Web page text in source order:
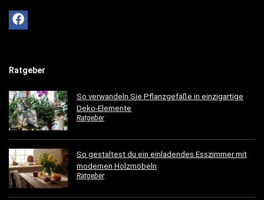
Ratgeber
So verwandeln Sie Pflanzgefäße in einzigartige
Deko-Elemente
Ratgeber
So gestaltest du ein einladendes Esszimmer mit
modernen Holzmöbeln
Ratgeber